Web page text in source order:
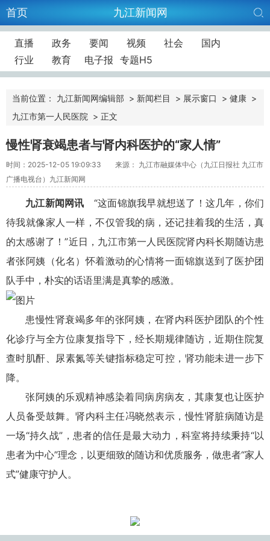
首页 九江新闻网
直播 政务 要闻 视频 社会
国内
行业
教育 电子报 专题H5
当前位置： 九江新闻网编辑部 > 新闻栏目 > 展示窗口 > 健康 >
九江市第一人民医院 > 正文
慢性肾衰竭患者与肾内科医护的“家人情”
时间：2025-12-05 19:09:33
来源： 九江市融媒体中心（九江日报社 九江市
广播电视台）九江新闻网
九江新闻网讯 “这面锦旗我早就想送了！这几年，你们
待我就像家人一样，不仅管我的病，还记挂着我的生活，真
的太感谢了！”近日，九江市第一人民医院肾内科长期随访患
者张阿姨（化名）怀着激动的心情将一面锦旗送到了医护团
队手中， 朴实的话语里满是真挚的感激。
患慢性肾衰竭多年的张阿姨，在肾内科医护团队的个性
化诊疗与全方位康复指导下，经长期规律随访，近期住院复
查时肌酐、尿素氮等关键指标稳定可控，肾功能未进一步下
降。
张阿姨的乐观精神感染着同病房病友，其康复也让医护
人员备受鼓舞。肾内科主任冯晓然表示，慢性肾脏病随访是
一场“持久战”，患者的信任是最大动力，科室将持续秉持“以
患者为中心”理念，以更细致的随访和优质服务，做患者“家人
式”健康守护人。